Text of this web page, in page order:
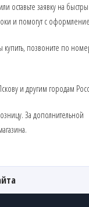
заявку на
и помогут с
купить, позвоните по
и другим городам
За дополнительной